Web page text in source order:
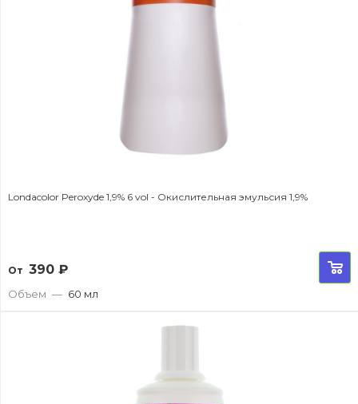
Londacolor Peroxyde 1,9% 6 vol - Окислительная эмульсия 1,9%
От 390 ₽
Объем — 60 мл